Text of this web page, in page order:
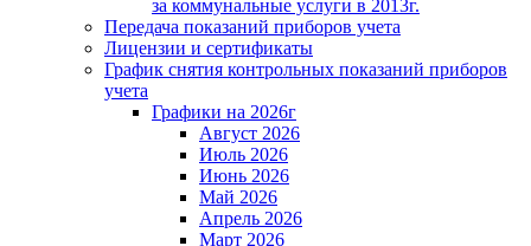
за коммунальные услуги в 2013г.
Передача показаний приборов учета
Лицензии и сертификаты
График снятия контрольных показаний приборов
учета
Графики на 2026г
Август 2026
Июль 2026
Июнь 2026
Май 2026
Апрель 2026
Март 2026